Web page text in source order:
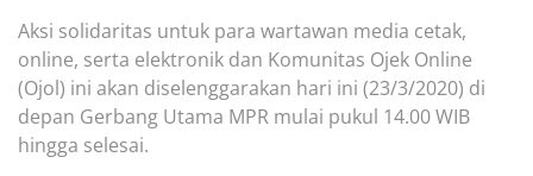
Aksi solidaritas untuk para wartawan media cetak,
online, serta elektronik dan Komunitas Ojek Online
(Ojol) ini akan diselenggarakan hari ini (23/3/2020) di
depan Gerbang Utama MPR mulai pukul 14.00 WIB
hingga selesai.